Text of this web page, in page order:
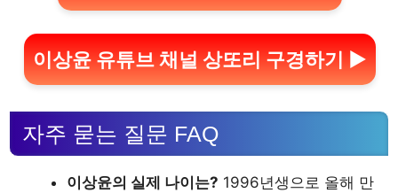
이상윤 유튜브 채널 상또리 구경하기 ▶
자주 묻는 질문 FAQ
이상윤의 실제 나이는? 1996년생으로 올해 만